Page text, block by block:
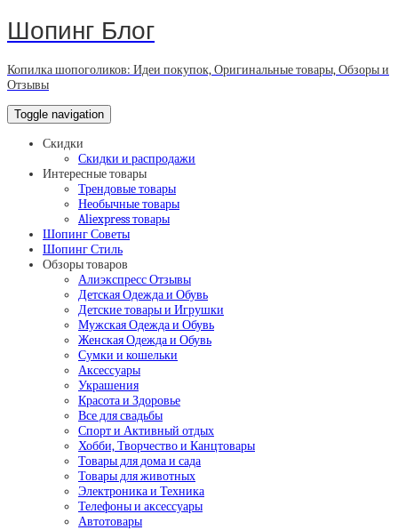
Шопинг Блог
Копилка шопоголиков: Идеи покупок, Оригинальные товары, Обзоры и
Отзывы
Toggle navigation
Скидки
Скидки и распродажи
Интересные товары
Трендовые товары
Необычные товары
Aliexpress товары
Шопинг Советы
Шопинг Стиль
Обзоры товаров
Алиэкспресс Отзывы
Детская Одежда и Обувь
Детские товары и Игрушки
Мужская Одежда и Обувь
Женская Одежда и Обувь
Сумки и кошельки
Аксессуары
Украшения
Красота и Здоровье
Все для свадьбы
Спорт и Активный отдых
Хобби, Творчество и Канцтовары
Товары для дома и сада
Товары для животных
Электроника и Техника
Телефоны и аксессуары
Автотовары